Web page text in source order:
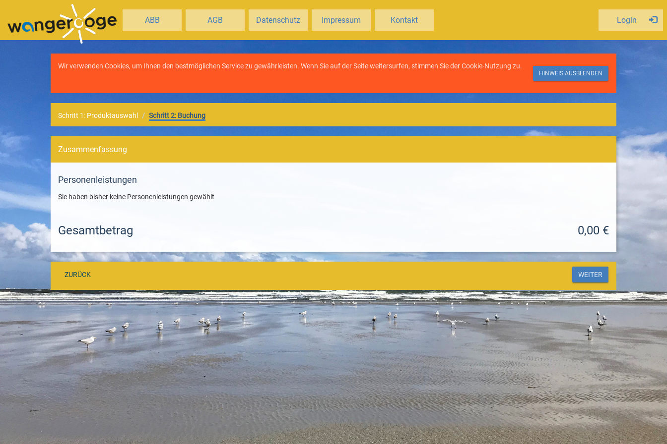
ABB AGB Datenschutz Impressum Kontakt Login
Wir verwenden Cookies, um Ihnen den bestmöglichen Service zu gewährleisten. Wenn Sie auf der Seite weitersurfen, stimmen Sie derCookie-Nutzung zu.
HINWEIS AUSBLENDEN
Schritt 1: Produktauswahl Schritt 2: Buchung
Zusammenfassung
Personenleistungen
Sie haben bisher keine Personenleistungen gewählt
Gesamtbetrag 0,00 €
ZURÜCK WEITER